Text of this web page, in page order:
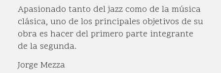
Apasionado tanto del jazz como de la música
clásica, uno de los principales objetivos de su
obra es hacer del primero parte integrante
de la segunda.
Jorge Mezza